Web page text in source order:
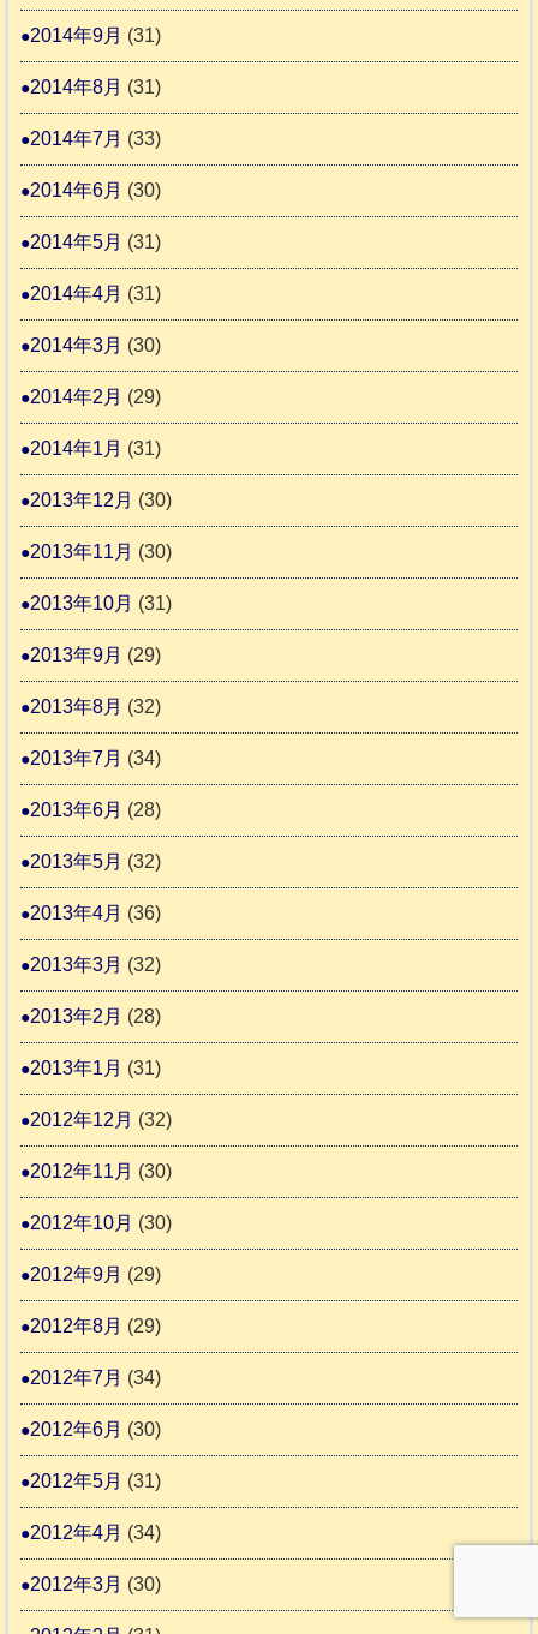
2014年9月 (31)
2014年8月 (31)
2014年7月 (33)
2014年6月 (30)
2014年5月 (31)
2014年4月 (31)
2014年3月 (30)
2014年2月 (29)
2014年1月 (31)
2013年12月 (30)
2013年11月 (30)
2013年10月 (31)
2013年9月 (29)
2013年8月 (32)
2013年7月 (34)
2013年6月 (28)
2013年5月 (32)
2013年4月 (36)
2013年3月 (32)
2013年2月 (28)
2013年1月 (31)
2012年12月 (32)
2012年11月 (30)
2012年10月 (30)
2012年9月 (29)
2012年8月 (29)
2012年7月 (34)
2012年6月 (30)
2012年5月 (31)
2012年4月 (34)
2012年3月 (30)